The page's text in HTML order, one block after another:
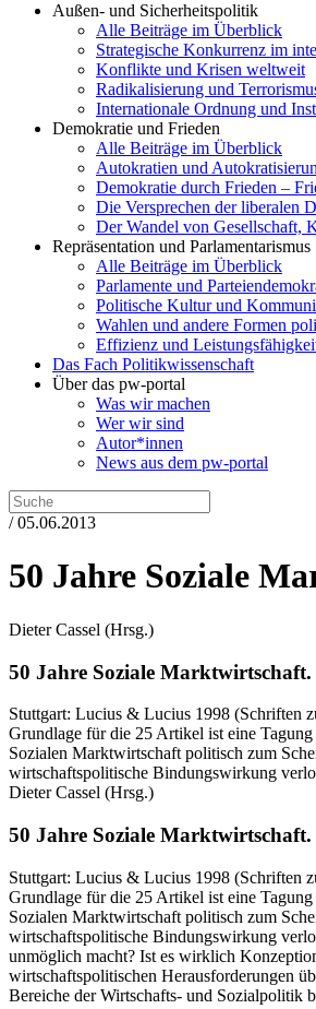
Außen- und Sicherheitspolitik
Alle Beiträge im Überblick
Strategische Konkurrenz im
Konflikte und Krisen weltweit
Radikalisierung und
Internationale Ordnung und
Demokratie und Frieden
Alle Beiträge im Überblick
Autokratien und
Demokratie durch Frieden –
Die Versprechen der liberalen
Der Wandel von Gesellschaft,
Repräsentation und Parlamentarismus
Alle Beiträge im Überblick
Parlamente und
Politische Kultur und
Wahlen und andere Formen
Effizienz und
Das Fach Politikwissenschaft
Über das pw-portal
Was wir machen
Wer wir sind
Autor*innen
News aus dem pw-portal
/ 05.06.2013
50 Jahre Soziale
Dieter Cassel (Hrsg.)
50 Jahre Soziale Marktwirtschaft.
Stuttgart: Lucius & Lucius 1998 (Schriften
Grundlage für die 25 Artikel ist eine
Sozialen Marktwirtschaft politisch zum
wirtschaftspolitische Bindungswirkung
Dieter Cassel (Hrsg.)
50 Jahre Soziale Marktwirtschaft.
Stuttgart: Lucius & Lucius 1998 (Schriften
Grundlage für die 25 Artikel ist eine
Sozialen Marktwirtschaft politisch zum
wirtschaftspolitische Bindungswirkung
unmöglich macht? Ist es wirklich
wirtschaftspolitischen Herausforderungen
Bereiche der Wirtschafts- und Sozialpolitik